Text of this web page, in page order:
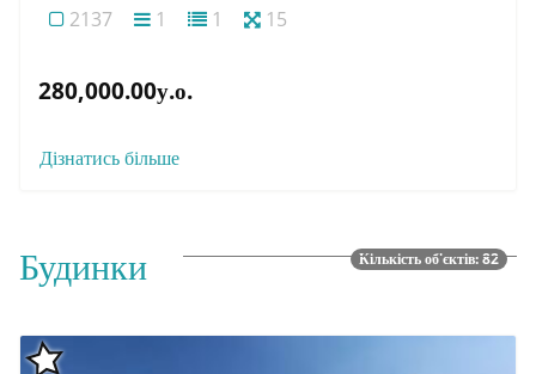
2137
1 1 15
280,000.00у.о.
Дізнатись більше
Будинки Кількість об'єктів: 82